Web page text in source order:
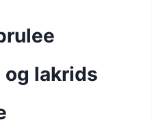
lakrids